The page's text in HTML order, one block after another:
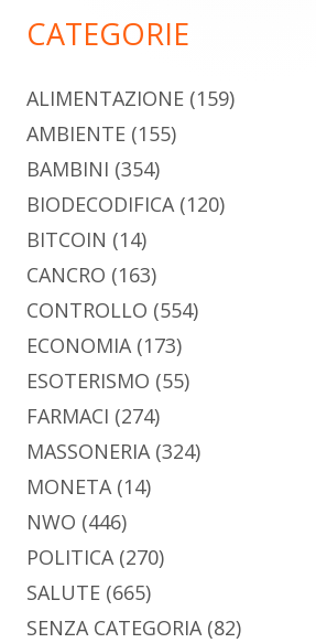
CATEGORIE
ALIMENTAZIONE (159)
AMBIENTE (155)
BAMBINI (354)
BIODECODIFICA(120)
BITCOIN (14)
CANCRO (163)
CONTROLLO (554)
ECONOMIA(173)
ESOTERISMO (55)
FARMACI (274)
MASSONERIA(324)
MONETA(14)
NWO (446)
POLITICA(270)
SALUTE (665)
SENZA CATEGORIA(82)